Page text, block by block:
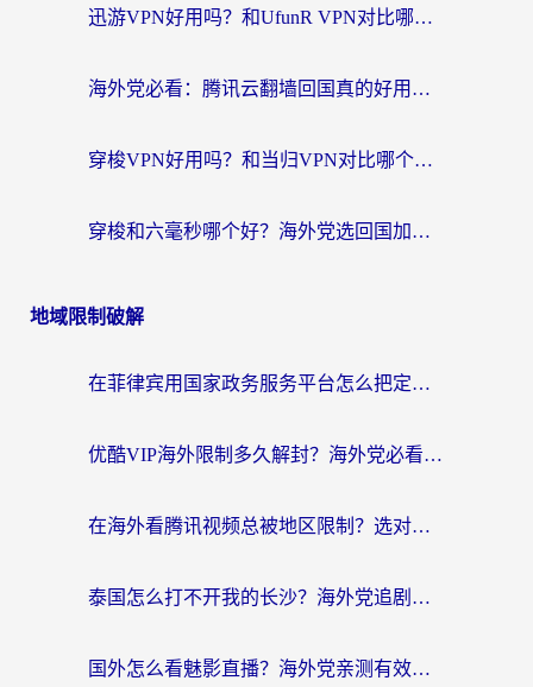
迅游VPN好用吗？和UfunR VPN对比哪个回国效果更好？海外党亲测避坑指南
海外党必看：腾讯云翻墙回国真的好用吗？+ 3步选对回国加速器指南
穿梭VPN好用吗？和当归VPN对比哪个回国效果更好？海外党亲测实用指南
穿梭和六毫秒哪个好？海外党选回国加速器的避坑指南，附番茄加速器实测
地域限制破解
在菲律宾用国家政务服务平台怎么把定位修改到中国国内？3步解决+海外看剧听歌全攻略
优酷VIP海外限制多久解封？海外党必看的跨区难题一站式解决指南
在海外看腾讯视频总被地区限制？选对回国加速器，还能解决泰国政务网和蜻蜓FM卡顿问题
泰国怎么打不开我的长沙？海外党追剧看片的破局指南
国外怎么看魅影直播？海外党亲测有效的回国加速指南（附听歌、看央视VIP技巧）